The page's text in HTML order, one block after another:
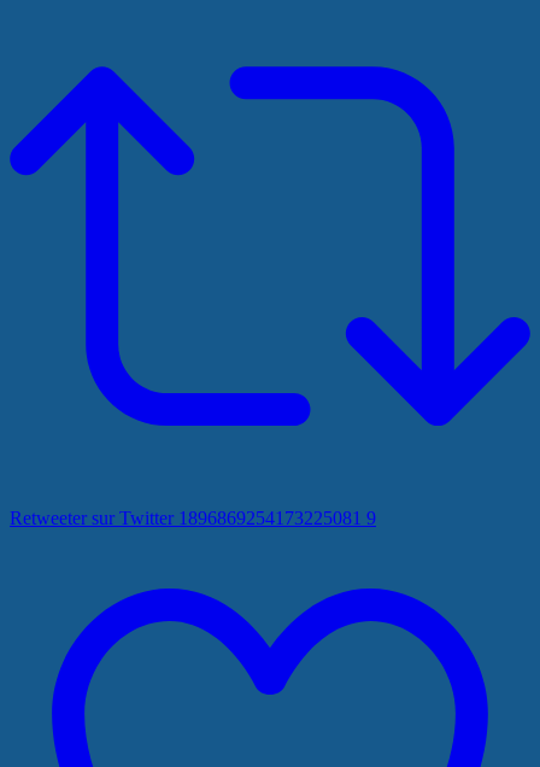
Retweeter sur Twitter 1896869254173225081 9